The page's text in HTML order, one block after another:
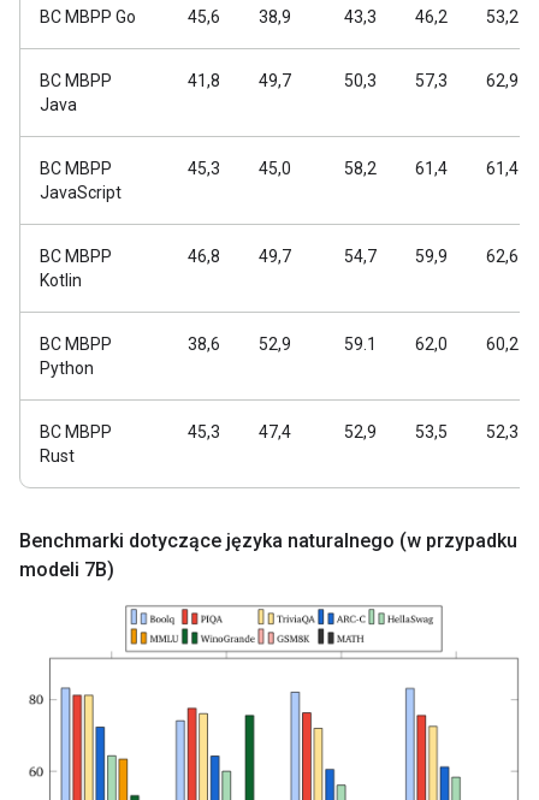
BC MBPP Go 45,6 38,9 43,3 46,2 53,2
BC MBPP
Java
41,8 49,7 50,3 57,3 62,9
BC MBPP
JavaScript
45,3 45,0 58,2 61,4 61,4
BC MBPP
Kotlin
46,8 49,7 54,7 59,9 62,6
BC MBPP
Python
38,6 52,9 59.1 62,0 60,2
BC MBPP
Rust
45,3 47,4 52,9 53,5 52,3
Benchmarki dotyczące języka naturalnego (w przypadku
modeli 7B)